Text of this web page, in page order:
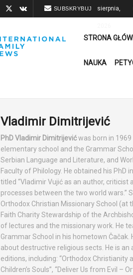
SUBSKRYBUJ sierpnia,
STRONA
NAUKA
Vladimir Dimitrijević
PhD Vladimir Dimitrijevićwas born in 1969
elementary school and the Grammar
Serbian Language and Literature, and
Faculty of Philology. He obtained his PhD
titled “Vladimir Vujić as an author,
processes between the two world wars.”
Orthodox Christian Missionary School (at
Faith Charity Stewardship of the
of lectures and the missionary work. He
Grammar School in his hometown
about destructive religious sects. He is
editions, including: “Orthodox Christianity
Children’s Souls”, “Deliver Us from Evil –